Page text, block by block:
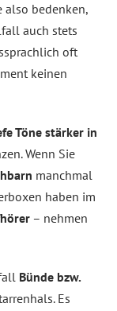
also bedenken,
auch stets
oft
keinen
Töne stärker in
Wenn Sie
manchmal
haben im
– nehmen
Bünde bzw.
Es